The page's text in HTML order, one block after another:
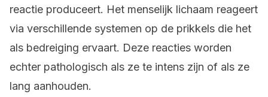
reactie produceert. Het menselijk lichaam reageert
via verschillende systemen op de prikkels die het
als bedreiging ervaart. Deze reacties worden
echter pathologisch als ze te intens zijn of als ze
lang aanhouden.